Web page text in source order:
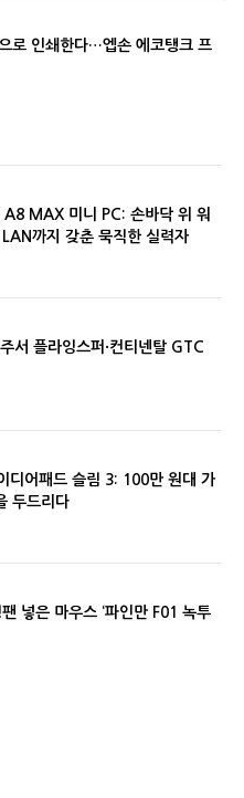
로 인쇄한다…엡손 에코탱크 프
A8 MAX 미니 PC: 손바닥 위 워
까지 갖춘 묵직한 실력자
서 플라잉스퍼·컨티넨탈 GTC
디어패드 슬림 3: 100만 원대 가
두드리다
넣은 마우스 ‘파인만 F01 녹투